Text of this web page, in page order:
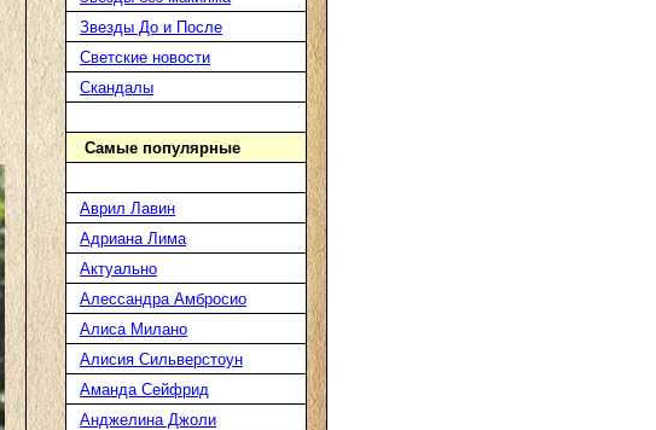
Звезды До и После
Светские новости
Скандалы
Самые популярные
Аврил Лавин
Адриана Лима
Актуально
Алессандра Амбросио
Алиса Милано
Алисия Сильверстоун
Аманда Сейфрид
Анджелина Джоли